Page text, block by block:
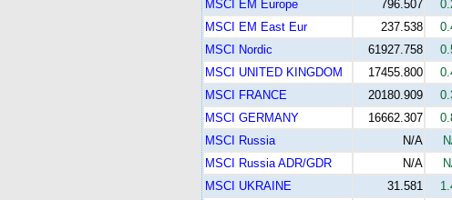
MSCI EM Europe
796.507
MSCI EM East Eur
237.538
MSCI Nordic
61927.758
MSCI UNITED KINGDOM
17455.800
MSCI FRANCE
20180.909
MSCI GERMANY
16662.307
MSCI Russia
N/A
MSCI Russia ADR/GDR
N/A
MSCI UKRAINE
31.581